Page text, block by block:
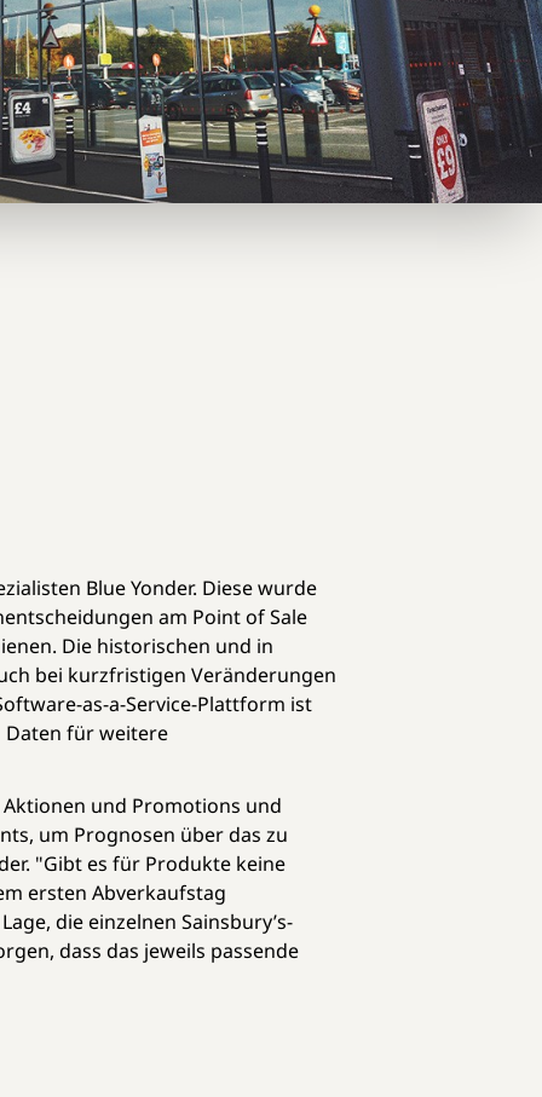
Blue Yonder. Diese wurde
am Point of Sale
Die historischen und in
bei kurzfristigen Veränderungen
as-a-Service-Plattform ist
Daten für weitere
und Promotions und
um Prognosen über das zu
"Gibt es für Produkte keine
ersten Abverkaufstag
die einzelnen Sainsbury’s-
dass das jeweils passende